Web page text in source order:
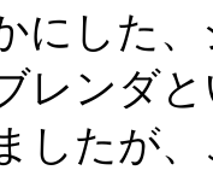
にした
レンダ
したが